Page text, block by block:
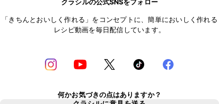
クラシルの公式SNSをフォロー
「きちんとおいしく作れる」をコンセプトに、簡単においしく作れる
レシピ動画を毎日配信しています。
何かお気づきの点はありますか？